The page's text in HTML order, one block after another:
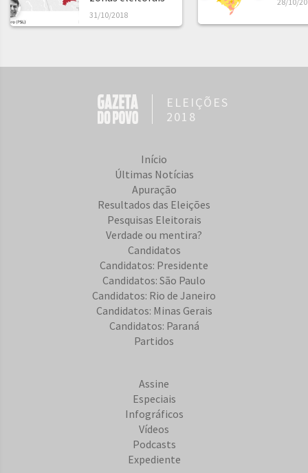
31/10/2018
ELEIÇÕES
2018
Início
Últimas Notícias
Apuração
Resultados das Eleições
Pesquisas Eleitorais
Verdade ou mentira?
Candidatos
Candidatos: Presidente
Candidatos: São Paulo
Candidatos: Rio de Janeiro
Candidatos: Minas Gerais
Candidatos: Paraná
Partidos
Assine
Especiais
Infográficos
Vídeos
Podcasts
Expediente